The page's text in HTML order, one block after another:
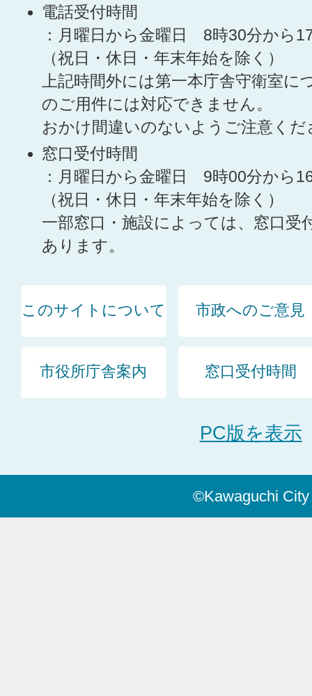
電話受付時間
：月曜日から金曜日 8時30分から
（祝日・休日・年末年始を除く）
上記時間外には第一本庁舎守衛室に
のご用件には対応できません。
おかけ間違いのないようご注意くだ
窓口受付時間
：月曜日から金曜日 9時00分から
（祝日・休日・年末年始を除く）
一部窓口・施設によっては、窓口受
あります。
このサイトについて 市政へのご意見
市役所庁舎案内 窓口受付時間
PC版を表示
©Kawaguchi City